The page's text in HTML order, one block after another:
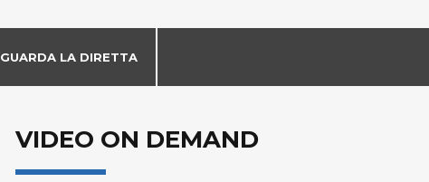
GUARDA LA DIRETTA
VIDEO ON DEMAND